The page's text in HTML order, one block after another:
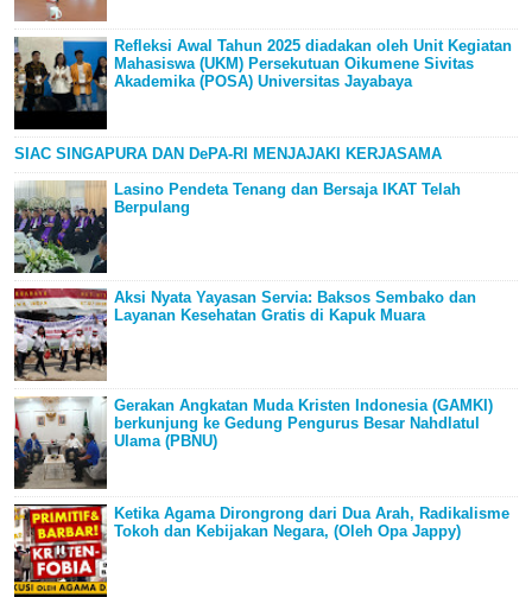
Refleksi Awal Tahun 2025 diadakan oleh Unit Kegiatan
Mahasiswa (UKM) Persekutuan Oikumene Sivitas
Akademika (POSA) Universitas Jayabaya
SIAC SINGAPURA DAN DePA-RI MENJAJAKI KERJASAMA
Lasino Pendeta Tenang dan Bersaja IKAT Telah
Berpulang
Aksi Nyata Yayasan Servia: Baksos Sembako dan
Layanan Kesehatan Gratis di Kapuk Muara
Gerakan Angkatan Muda Kristen Indonesia (GAMKI)
berkunjung ke Gedung Pengurus Besar Nahdlatul
Ulama (PBNU)
Ketika Agama Dirongrong dari Dua Arah, Radikalisme
Tokoh dan Kebijakan Negara, (Oleh Opa Jappy)